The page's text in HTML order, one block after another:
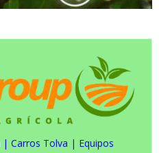
| Carros Tolva | Equipos